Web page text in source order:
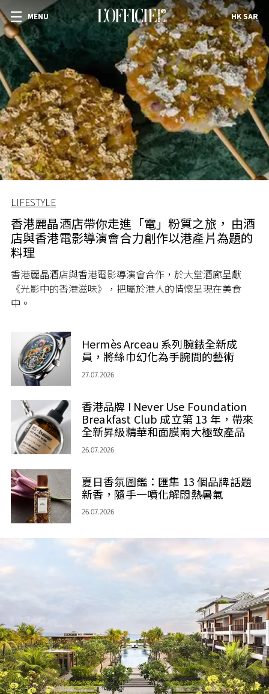
MENU HK SAR
LIFESTYLE
香港麗晶酒店帶你走進「電」粉質之旅， 由酒
店與香港電影導演會合力創作以港產片為題的
料理
香港麗晶酒店與香港電影導演會合作，於大堂酒廊呈獻
《光影中的香港滋味》，把屬於港人的情懷呈現在美食
中。
Hermès Arceau 系列腕錶全新成
員，將絲巾幻化為手腕間的藝術
27.07.2026
香港品牌 I Never Use Foundation
Breakfast Club 成立第 13 年，帶來
全新昇級精華和面膜兩大極致產品
26.07.2026
夏日香氛圖鑑：匯集 13 個品牌話題
新香，隨手一噴化解悶熱暑氣
26.07.2026